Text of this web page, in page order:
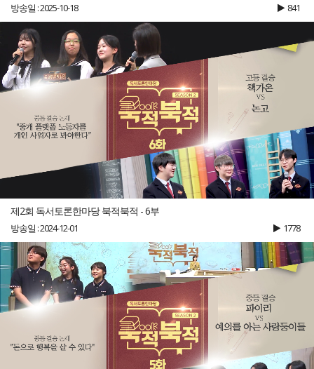
방송일 : 2025-10-18 841
제2회 독서토론한마당 북적북적 - 6부
방송일 : 2024-12-01 1778